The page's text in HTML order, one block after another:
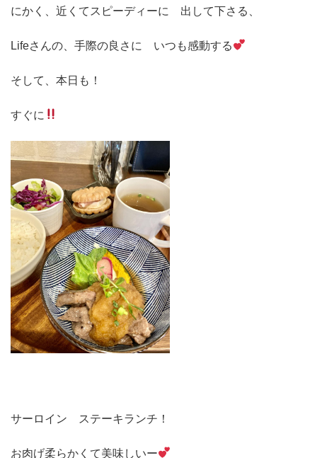
にかく、近くてスピーディーに 出して下さる、
Lifeさんの、手際の良さに いつも感動する
そして、本日も！
すぐに
サーロイン ステーキランチ！
お肉げ柔らかくて美味しいー